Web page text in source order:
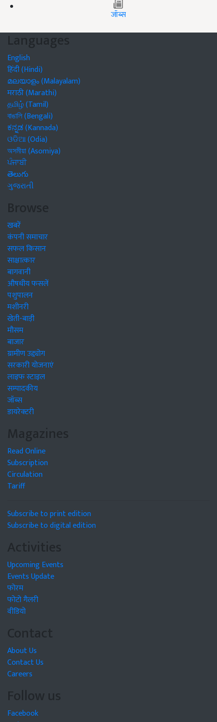
जॉब्स
Languages
English
हिंदी (Hindi)
മലയാളം (Malayalam)
मराठी (Marathi)
தமிழ் (Tamil)
বাঙালি (Bengali)
ಕನ್ನಡ (Kannada)
ଓଡିଆ (Odia)
অসমীয়া (Asomiya)
ਪੰਜਾਬੀ
తెలుగు
ગુજરાતી
Browse
खबरें
कंपनी समाचार
सफल किसान
साक्षात्कार
बागवानी
औषधीय फसलें
पशुपालन
मशीनरी
खेती-बाड़ी
मौसम
बाजार
ग्रामीण उद्द्योग
सरकारी योजनाएं
लाइफ स्टाइल
सम्पादकीय
जॉब्स
डायरेक्टरी
Magazines
Read Online
Subscription
Circulation
Tariff
Subscribe to print edition
Subscribe to digital edition
Activities
Upcoming Events
Events Update
फोरम
फोटो गैलरी
वीडियो
Contact
About Us
Contact Us
Careers
Follow us
Facebook